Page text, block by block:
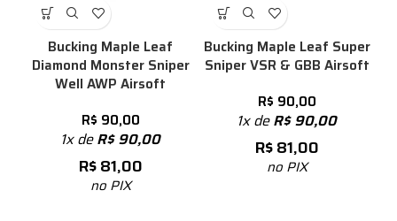
Bucking Maple Leaf
Diamond Monster Sniper
Well AWP Airsoft
R$ 90,00
1x deR$90,00
R$81,00
no PIX
Bucking Maple Leaf Super
Sniper VSR & GBB Airsoft
R$ 90,00
1x deR$90,00
R$81,00
no PIX